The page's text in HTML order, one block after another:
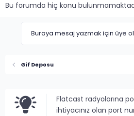
Bu forumda hiç konu
Buraya mesaj yazmak için üye
Gif Deposu
Flatcast radyolarına
ihtiyacınız olan port